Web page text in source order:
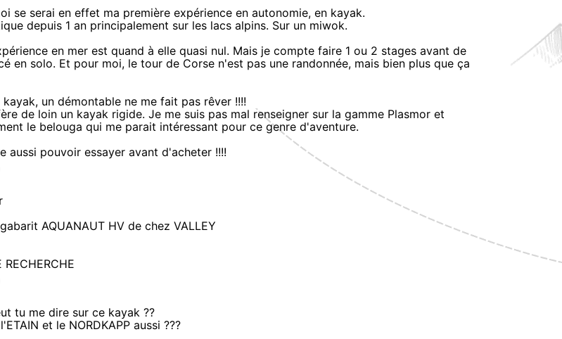
se serai en effet ma première expérience en autonomie, en kayak.
depuis 1 an principalement sur les lacs alpins. Sur un miwok.
en mer est quand à elle quasi nul. Mais je compte faire 1 ou 2 stages avant de
en solo. Et pour moi, le tour de Corse n'est pas une randonnée, mais bien plus que ça
kayak, un démontable ne me fait pas rêver !!!!
de loin un kayak rigide. Je me suis pas mal renseigner sur la gamme Plasmor et
le belouga qui me parait intéressant pour ce genre d'aventure.
aussi pouvoir essayer avant d'acheter !!!!
AQUANAUT HV de chez VALLEY
RECHERCHE
tu me dire sur ce kayak ??
et le NORDKAPP aussi ???